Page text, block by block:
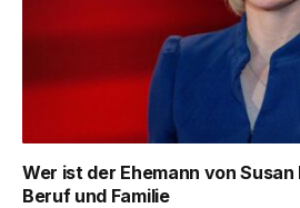
Wer ist der Ehemann von Susan
Beruf und Familie